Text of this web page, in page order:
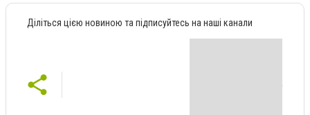
Діліться цією новиною та підписуйтесь на наші канали